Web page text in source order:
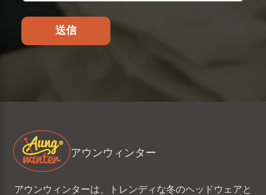
送信
アウンウィンター
アウンウィンターは、トレンディな冬のヘッドウェアと